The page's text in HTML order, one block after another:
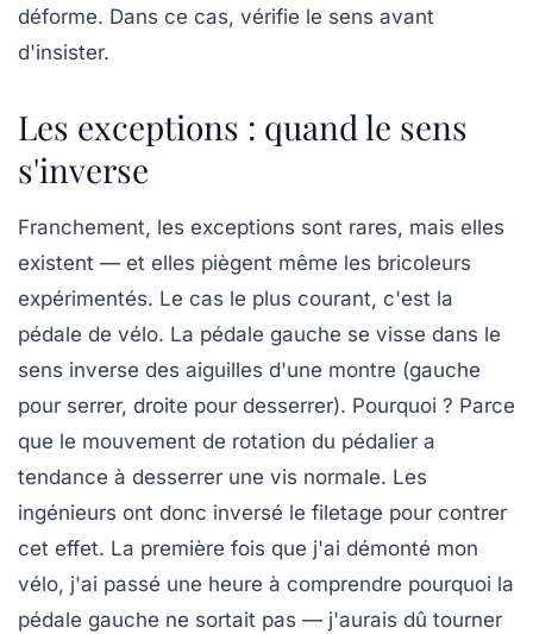
déforme. Dans ce cas, vérifie le sens avant
d'insister.
Les exceptions : quand le sens
s'inverse
Franchement, les exceptions sont rares, mais elles
existent — et elles piègent même les bricoleurs
expérimentés. Le cas le plus courant, c'est la
pédale de vélo. La pédale gauche se visse dans le
sens inverse des aiguilles d'une montre (gauche
pour serrer, droite pour desserrer). Pourquoi ? Parce
que le mouvement de rotation du pédalier a
tendance à desserrer une vis normale. Les
ingénieurs ont donc inversé le filetage pour contrer
cet effet. La première fois que j'ai démonté mon
vélo, j'ai passé une heure à comprendre pourquoi la
pédale gauche ne sortait pas — j'aurais dû tourner